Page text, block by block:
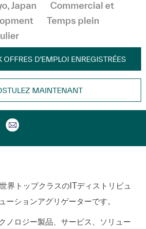
Japan Catégorie
Commercial et
Temps plein
OFFRES D’EMPLOI ENREGISTRÉES
MAINTENANT
via twittervia LinkedIn
Partager par e-mail
界トップクラスのITディストリビュ
ーションアグリゲーターです。
ノロジー製品、サービス、ソリュー